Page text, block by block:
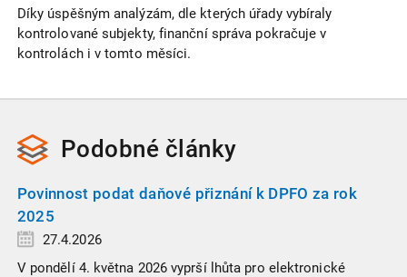
Díky úspěšným analýzám, dle kterých úřady vybíraly
kontrolované subjekty, finanční správa pokračuje v
kontrolách i v tomto měsíci.
Podobné články
Povinnost podat daňové přiznání k DPFO za rok
2025
27.4.2026
V pondělí 4. května 2026 vyprší lhůta pro elektronické